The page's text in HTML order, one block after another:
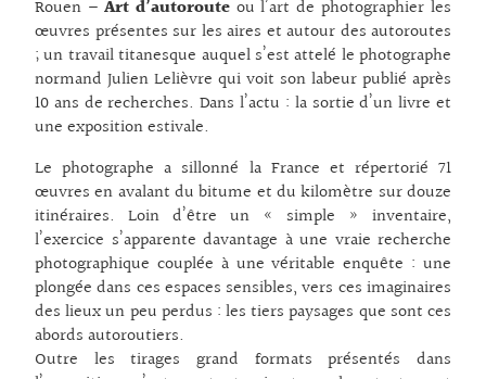
Rouen – Art d’autorouteou l’art de photographier les
œuvres présentes sur les aires et autour des autoroutes
; un travail titanesque auquel s’est attelé le photographe
normand Julien Lelièvre qui voit son labeur publié après
10 ans de recherches. Dans l’actu : la sortie d’un livre et
une exposition estivale.
Le photographe a sillonné la France et répertorié 71
œuvres en avalant du bitume et du kilomètre sur douze
itinéraires. Loin d’être un « simple » inventaire,
l’exercice s’apparente davantage à une vraie recherche
photographique couplée à une véritable enquête : une
plongée dans ces espaces sensibles, vers ces imaginaires
des lieux un peu perdus : les tiers paysages que sont ces
abords autoroutiers.
Outre les tirages grand formats présentés dans